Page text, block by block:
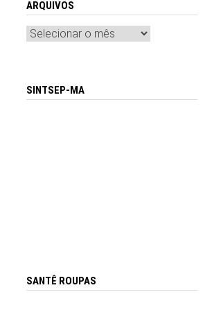
ARQUIVOS
Arquivos
SINTSEP-MA
SANTÊ ROUPAS